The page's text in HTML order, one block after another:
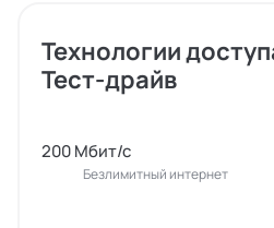
Технологии
Тест-драйв
200 Мбит/с
Безлимитный интернет